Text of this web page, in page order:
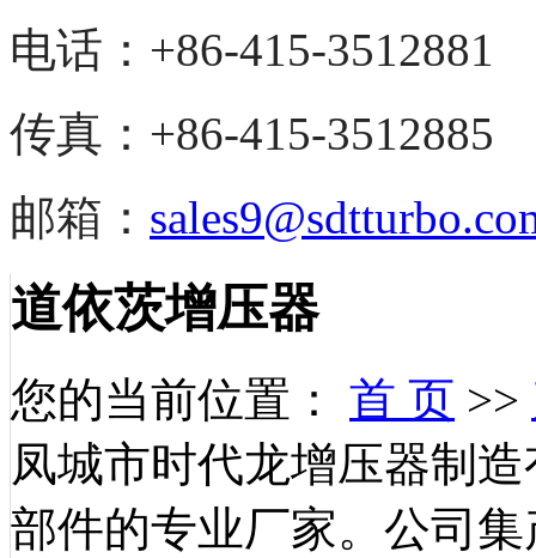
电话：+86-415-3512881
传真：+86-415-3512885
邮箱：
道依茨增压器
您的当前位置： 首 页 >>
凤城市时代龙增压器制
部件的专业厂家。公司